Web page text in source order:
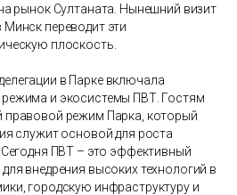
рынок Султаната. Нынешний визит
переводит эти
плоскость.
в Парке включала
и экосистемы ПВТ. Гостям
правовой режим Парка, который
служит основой для роста
ПВТ – это эффективный
внедрения высоких технологий в
городскую инфраструктуру и